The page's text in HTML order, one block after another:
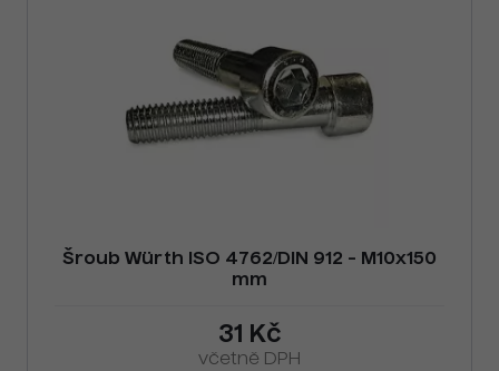
Šroub Würth ISO 4762/DIN 912 - M10x150
mm
31 Kč
včetně DPH